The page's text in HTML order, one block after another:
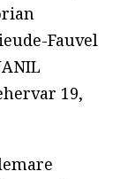
Fauvel
19,